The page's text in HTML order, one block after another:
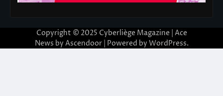
Copyright © 2025 Cyberliège Magazine | Ace
News by Ascendoor| Powered by WordPress.